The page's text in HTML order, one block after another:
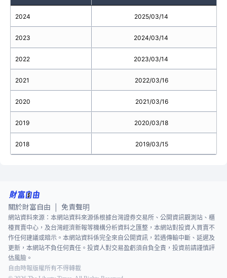
2024
2023
2022
2021
2020
2019
2018
2025/03/14
2024/03/14
2023/03/14
2022/03/16
2021/03/16
2020/03/18
2019/03/15
關於財富自由 免責聲明
網站資料來源：本網站資料來源係根據台灣證券交易所、公開資訊觀測站、櫃
檯買賣中心，及台灣經濟新報等機構分析資料之匯整，本網站對投資人買賣不
作任何建議或暗示。本網站資料係完全來自公開資訊，若遇傳輸中斷、延遲及
更新，本網站不負任何責任。投資人對交易盈虧須自負全責，投資前請謹慎評
估風險。
自由時報版權所有不得轉載